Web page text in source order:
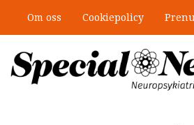
huvudinnehåll
Om oss Cookiepolicy
”Jobbet gick bra
stödet bort”